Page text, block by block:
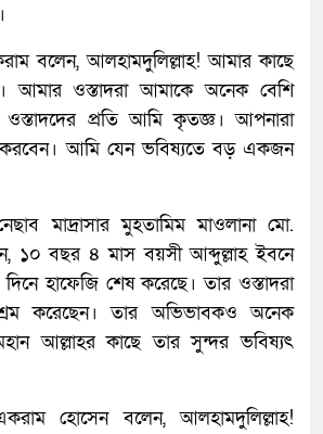
বলেন, আলহামদুলিল্লাহ! আমার কাছে
আমার ওস্তাদরা আমাকে অনেক বেশি
ওস্তাদদের প্রতি আমি কৃতজ্ঞ। আপনারা
আমি যেন ভবিষ্যতে বড় একজন
মাদ্রাসার মুহতামিম মাওলানা মো.
১০ বছর ৪ মাস বয়সী আব্দুল্লাহ ইবনে
হাফেজি শেষ করেছে। তার ওস্তাদরা
করেছেন। তার অভিভাবকও অনেক
আল্লাহর কাছে তার সুন্দর ভবিষ্যৎ
হোসেন বলেন, আলহামদুলিল্লাহ!